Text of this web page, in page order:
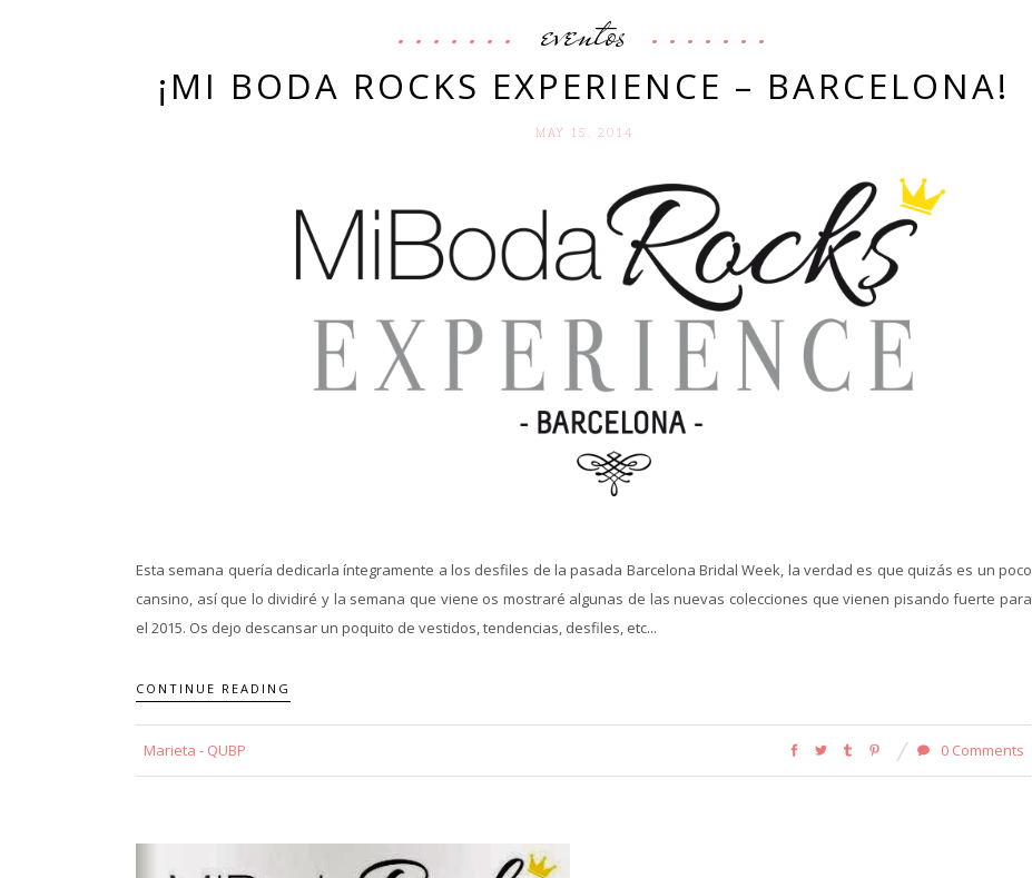
eventos
¡MI BODA ROCKS EXPERIENCE – BARCELONA!
MAY 15. 2014
Esta semana quería dedicarla íntegramente a los desfiles de la pasada Barcelona Bridal Week, la verdad es que quizás es un poco
cansino, así que lo dividiré y la semana que viene os mostraré algunas de las nuevas colecciones que vienen pisando fuerte para
el 2015. Os dejo descansar un poquito de vestidos, tendencias, desfiles, etc...
CONTINUE READING
Marieta - QUBP 0 Comments